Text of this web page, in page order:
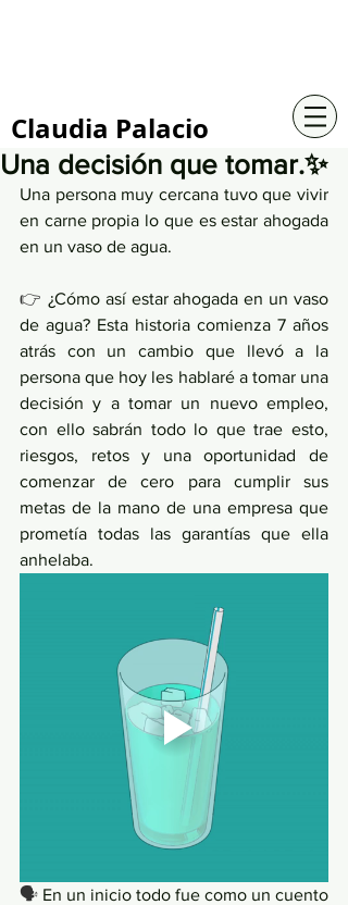
Claudia Palacio
Una decisión que tomar.✨
Una persona muy cercana tuvo que vivir
en carne propia lo que es estar ahogada
en un vaso de agua.
👉 ¿Cómo así estar ahogada en un vaso
de agua? Esta historia comienza 7 años
atrás con un cambio que llevó a la
persona que hoy les hablaré a tomar una
decisión y a tomar un nuevo empleo,
con ello sabrán todo lo que trae esto,
riesgos, retos y una oportunidad de
comenzar de cero para cumplir sus
metas de la mano de una empresa que
prometía todas las garantías que ella
anhelaba.
🗣 En un inicio todo fue como un cuento